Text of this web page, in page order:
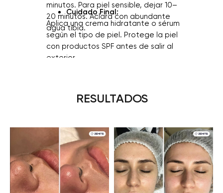
minutos. Para piel sensible, dejar 10–
20 minutos. Aclara con abundante
agua tibia.
Cuidado Final:
Aplica una crema hidratante o sérum
según el tipo de piel. Protege la piel
con productos SPF antes de salir al
exterior.
RESULTADOS